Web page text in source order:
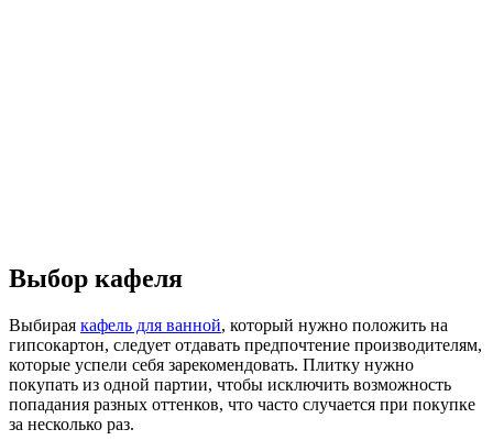
Выбор кафеля
Выбирая кафель для ванной, который нужно положить на
гипсокартон, следует отдавать предпочтение производителям,
которые успели себя зарекомендовать. Плитку нужно
покупать из одной партии, чтобы исключить возможность
попадания разных оттенков, что часто случается при покупке
за несколько раз.